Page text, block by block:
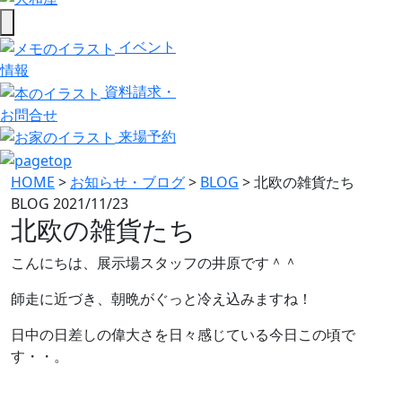
イベント
情報
資料請求・
お問合せ
来場予約
HOME > お知らせ・ブログ> BLOG >北欧の雑貨たち
BLOG 2021/11/23
北欧の雑貨たち
こんにちは、展示場スタッフの井原です＾＾
師走に近づき、朝晩がぐっと冷え込みますね！
日中の日差しの偉大さを日々感じている今日この頃で
す・・。